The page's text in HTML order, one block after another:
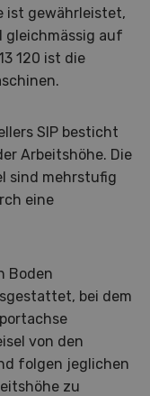
ist gewährleistet,
gleichmässig auf
120 ist die
SIP besticht
Arbeitshöhe. Die
sind mehrstufig
eine
Boden
bei dem
von den
folgen jeglichen
zu